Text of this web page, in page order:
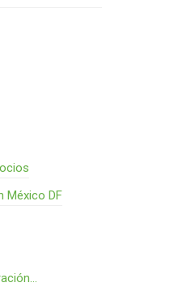
México DF